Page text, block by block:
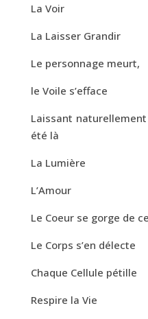
La Voir
La Laisser Grandir
Le personnage meurt,
le Voile s’efface
Laissant
été là
La Lumière
L’Amour
Le Coeur se gorge de
Le Corps s’en délecte
Chaque Cellule pétille
Respire la Vie